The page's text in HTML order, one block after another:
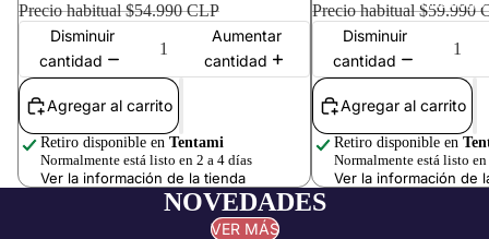
Precio habitual$54.990 CLP
Disminuir
cantidad
Aumentar
cantidad
Agregar al carrito
Retiro disponible en Tentami
Normalmente está listo en 2 a 4 días
Ver la información de la tienda
Precio habitual$59.990
Disminuir
cantidad
Agregar al carrito
Retiro disponible en
Normalmente está listo
Ver la información de
NOVEDADES
VER MÁS